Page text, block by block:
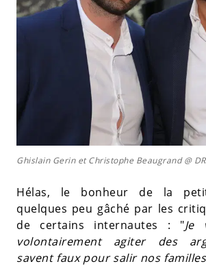
Ghislain Gerin et Christophe Beaugrand @ DR
Hélas, le bonheur de la
quelques peu gâché par les
de certains internautes : "Je
volontairement agiter des
savent faux pour salir nos